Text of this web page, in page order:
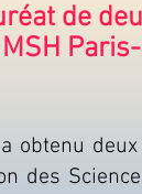
de
obtenu
des